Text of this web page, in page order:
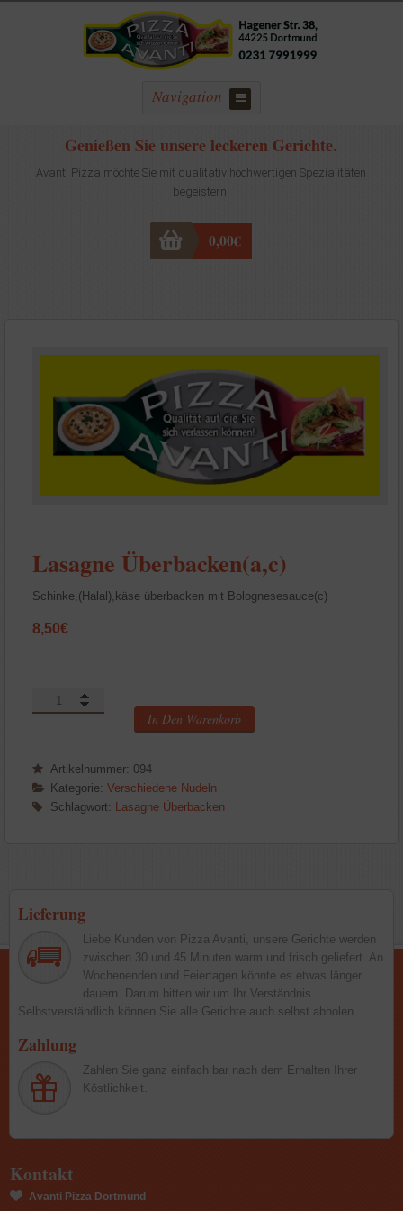
Navigation
Genießen Sie unsere leckeren Gerichte.
Avanti Pizza möchte Sie mit qualitativ hochwertigen Spezialitäten
begeistern.
0,00€
Lasagne Überbacken(a,c)
Schinke,(Halal),käse überbacken mit Bolognesesauce(c)
8,50€
Lasagne
Überbacken(a,c)
In Den Warenkorb
Artikelnummer: 094
Kategorie: Verschiedene Nudeln
Schlagwort: Lasagne Überbacken
Lieferung
Liebe Kunden von Pizza Avanti, unsere Gerichte werden
zwischen 30 und 45 Minuten warm und frisch geliefert. An
Wochenenden und Feiertagen könnte es etwas länger
dauern. Darum bitten wir um Ihr Verständnis.
Selbstverständlich können Sie alle Gerichte auch selbst abholen.
Zahlung
Zahlen Sie ganz einfach bar nach dem Erhalten Ihrer
Köstlichkeit.
Kontakt
Avanti Pizza Dortmund